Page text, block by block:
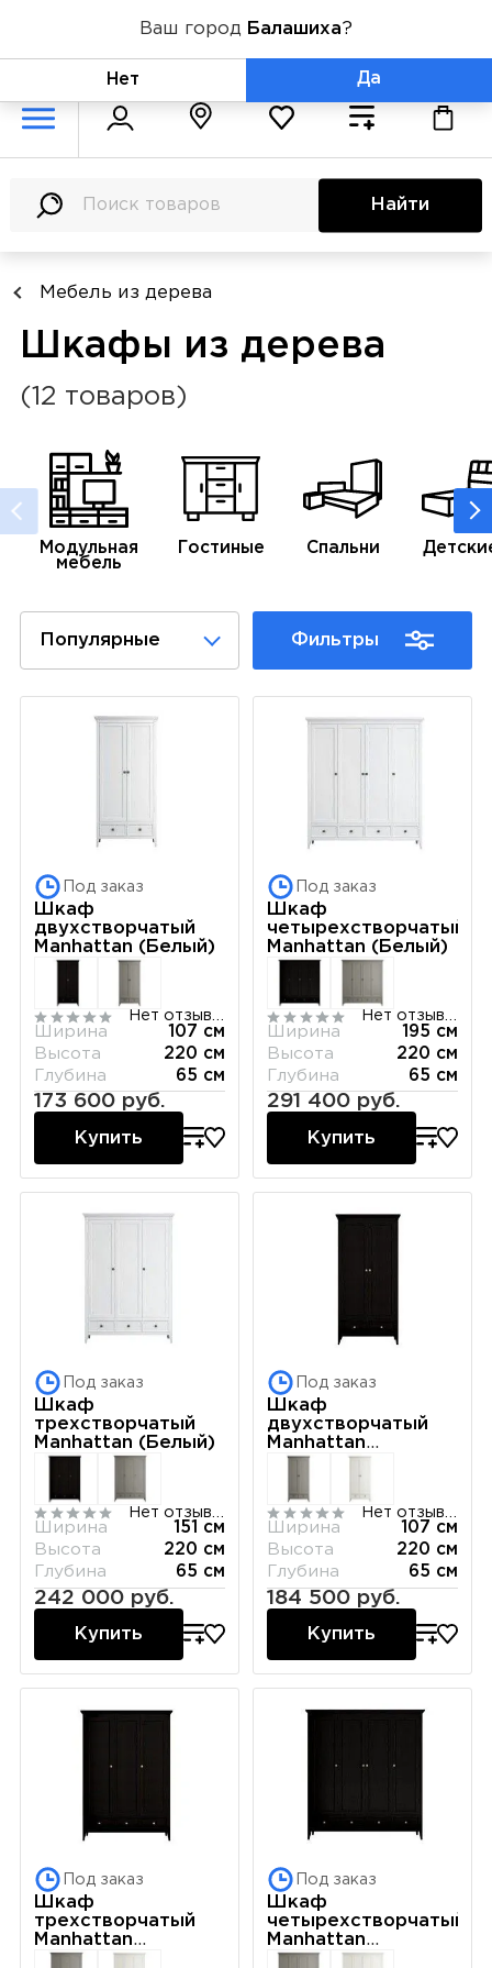
+7 (800) 775-71-06
Найти
Мебель из дерева
Шкафы из дерева
(12 товаров)
Модульная
мебель
Гостиные Спальни
Популярные Фильтры
Под заказ
Шкаф
двухстворчатый
Manhattan (Белый)
Ширина
107 см
Высота
220 см
Глубина
65 см
173 600 руб.
Купить
Под заказ
Шкаф
четырехстворчатый
Manhattan (Белый)
Ширина
195 см
Высота
220 см
Глубина
65 см
291 400 руб.
Купить
Под заказ
Шкаф
трехстворчатый
Manhattan (Белый)
Ширина
151 см
Высота
220 см
Глубина
65 см
242 000 руб.
Купить
Под заказ
Шкаф
двухстворчатый
Manhattan
(Черный)
Ширина
107 см
Высота
220 см
Глубина
65 см
184 500 руб.
Купить
Под заказ
Шкаф
трехстворчатый
Manhattan
(Черный)
Под заказ
Шкаф
четырехстворчатый
Manhattan
(Черный)
Ваш город Балашиха?
Нет Да